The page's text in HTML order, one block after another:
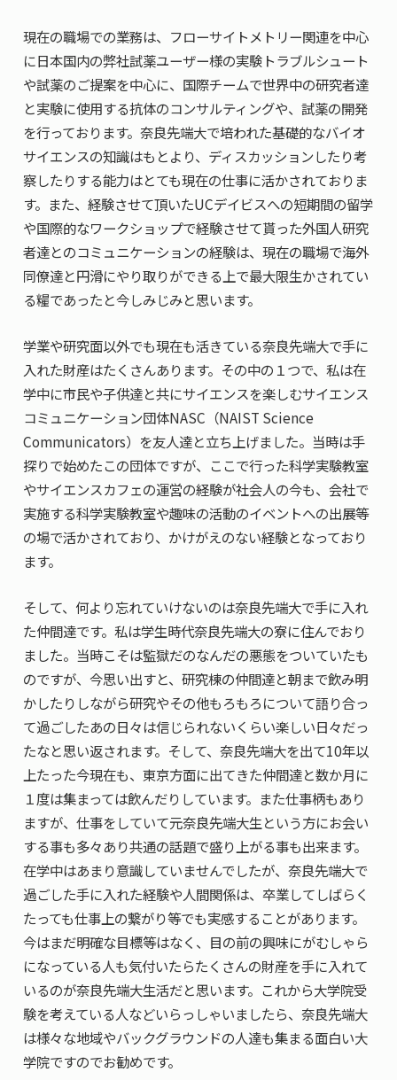
現在の職場での業務は、フローサイトメトリー関連を中心
に日本国内の弊社試薬ユーザー様の実験トラブルシュート
や試薬のご提案を中心に、国際チームで世界中の研究者達
と実験に使用する抗体のコンサルティングや、試薬の開発
を行っております。奈良先端大で培われた基礎的なバイオ
サイエンスの知識はもとより、ディスカッションしたり考
察したりする能力はとても現在の仕事に活かされておりま
す。また、経験させて頂いたUCデイビスへの短期間の留学
や国際的なワークショップで経験させて貰った外国人研究
者達とのコミュニケーションの経験は、現在の職場で海外
同僚達と円滑にやり取りができる上で最大限生かされてい
る糧であったと今しみじみと思います。
学業や研究面以外でも現在も活きている奈良先端大で手に
入れた財産はたくさんあります。その中の１つで、私は在
学中に市民や子供達と共にサイエンスを楽しむサイエンス
コミュニケーション団体NASC（NAIST Science
Communicators）を友人達と立ち上げました。当時は手
探りで始めたこの団体ですが、ここで行った科学実験教室
やサイエンスカフェの運営の経験が社会人の今も、会社で
実施する科学実験教室や趣味の活動のイベントへの出展等
の場で活かされており、かけがえのない経験となっており
ます。
そして、何より忘れていけないのは奈良先端大で手に入れ
た仲間達です。私は学生時代奈良先端大の寮に住んでおり
ました。当時こそは監獄だのなんだの悪態をついていたも
のですが、今思い出すと、研究棟の仲間達と朝まで飲み明
かしたりしながら研究やその他もろもろについて語り合っ
て過ごしたあの日々は信じられないくらい楽しい日々だっ
たなと思い返されます。そして、奈良先端大を出て10年以
上たった今現在も、東京方面に出てきた仲間達と数か月に
１度は集まっては飲んだりしています。また仕事柄もあり
ますが、仕事をしていて元奈良先端大生という方にお会い
する事も多々あり共通の話題で盛り上がる事も出来ます。
在学中はあまり意識していませんでしたが、奈良先端大で
過ごした手に入れた経験や人間関係は、卒業してしばらく
たっても仕事上の繋がり等でも実感することがあります。
今はまだ明確な目標等はなく、目の前の興味にがむしゃら
になっている人も気付いたらたくさんの財産を手に入れて
いるのが奈良先端大生活だと思います。これから大学院受
験を考えている人などいらっしゃいましたら、奈良先端大
は様々な地域やバックグラウンドの人達も集まる面白い大
学院ですのでお勧めです。